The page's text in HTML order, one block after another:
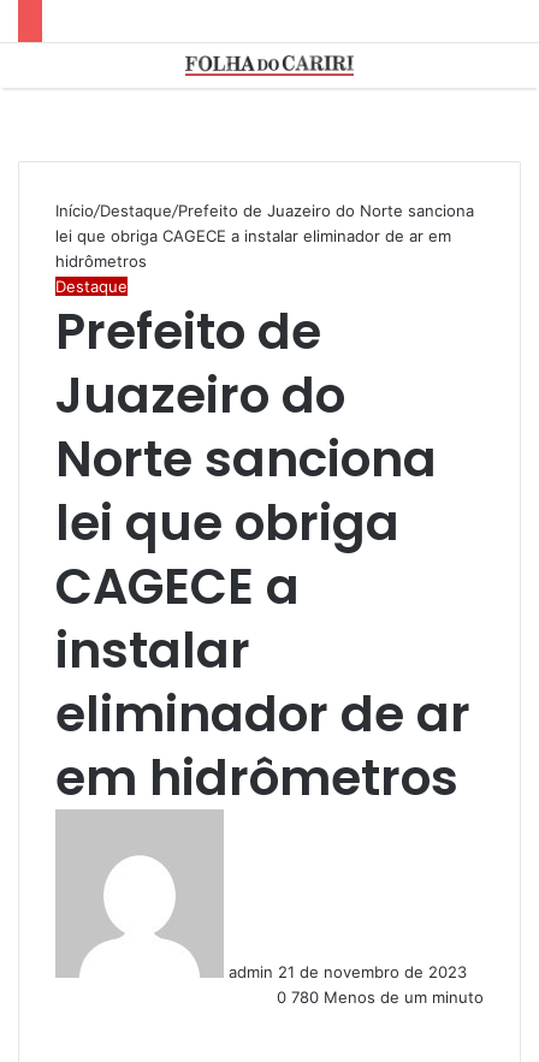
Início/Destaque/Prefeito de Juazeiro do Norte sanciona
lei que obriga CAGECE a instalar eliminador de ar em
hidrômetros
Destaque
Prefeito de
Juazeiro do
Norte sanciona
lei que obriga
CAGECE a
instalar
eliminador de ar
em hidrômetros
admin e
m
21 de novembro de 2023
0 780 Menos de um minuto